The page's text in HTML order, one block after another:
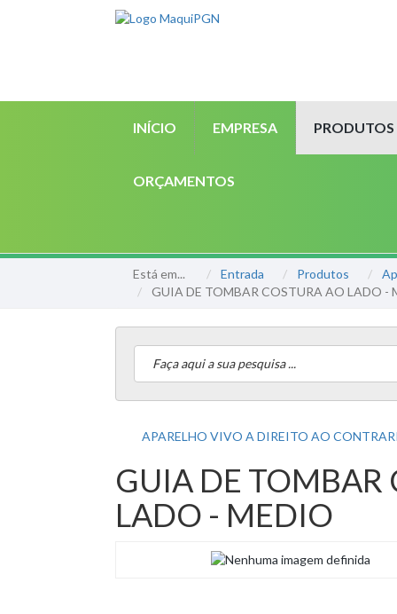
INÍCIO EMPRESA PRODUTOS
ORÇAMENTOS
Está em... Entrada Produtos
GUIA DE TOMBAR COSTURA AO LADO -
APARELHO VIVO A DIREITO AO
GUIA DE TOMBAR
LADO - MEDIO